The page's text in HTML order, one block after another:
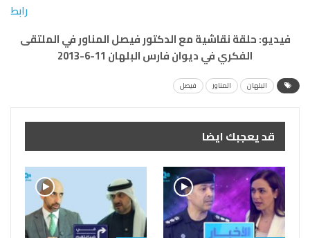
رابط
فيديو: حلقة نقاشية مع الدكتور فيصل المناور في الملتقى
الفكري في ديوان فارس البلهان 11-6-2013
البلهان المناور فيصل
قد يعجبك ايضا